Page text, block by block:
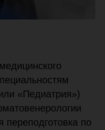
«Педиатрия»)
переподготовка по